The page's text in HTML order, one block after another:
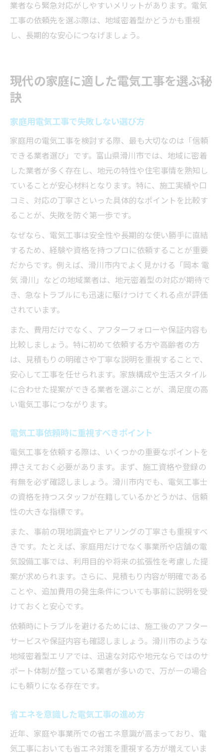
業者なら緊急対応がしやすいメリットがあります。電気
工事の依頼先を選ぶ際は、地域密着型かどうかも重視
し、長期的な安心につなげましょう。
現代の家庭に適した電気工事を選ぶ秘
訣
家庭用電気工事で失敗しない選び方
家庭用の電気工事を検討する際、最も大切なのは「信頼
できる業者選び」です。富山県滑川市では、地域に密着
した業者が多く存在し、地元の特性や住宅事情を熟知し
ていることが安心材料となります。特に、施工実績や口
コミ、対応の丁寧さといった具体的なポイントを比較す
ることが、失敗を防ぐ第一歩です。
なぜなら、電気工事は安全性や長期的な使い勝手に直結
するため、経験や資格を持つプロに依頼することが重要
だからです。例えば、滑川市内でよく見かける「岡本 電
気 滑川」などの地域業者は、地元密着型の対応が期待で
き、急なトラブルにも迅速に駆けつけてくれる点が評価
されています。
また、費用だけでなく、アフターフォローや保証内容も
比較しましょう。特に初めて依頼する方や高齢者の方
は、見積もりの明確さや丁寧な説明を重視することで、
安心して工事を任せられます。家族構成や生活スタイル
に合わせた提案ができる業者を選ぶことが、満足度の高
い電気工事につながります。
電気工事依頼時に重視すべきポイント
電気工事を依頼する際は、いくつかの重要なポイントを
押さえておく必要があります。まず、施工資格や登録の
有無を必ず確認しましょう。滑川市内でも、電気工事士
の資格を持つスタッフが在籍しているかどうかは、信頼
性の大きな指標です。
また、事前の現地調査やヒアリングの丁寧さも重視すべ
きです。たとえば、家庭用だけでなく事業所や店舗の電
気設備工事では、利用目的や将来の拡張性を考慮した提
案が求められます。さらに、見積もり内容が明確である
ことや、追加費用の発生条件についても事前に説明を受
けておくと安心です。
依頼時にトラブルを避けるためには、施工後のアフター
サービスや保証内容も確認しましょう。滑川市のような
地域密着型エリアでは、迅速な対応や地元ならではのサ
ポート体制が整っている業者が多いので、万が一の場合
にも頼りになる存在です。
省エネを意識した電気工事の進め方
近年、家庭や事業所での省エネ意識が高まっており、電
気工事においても省エネ対策を重視する方が増えていま